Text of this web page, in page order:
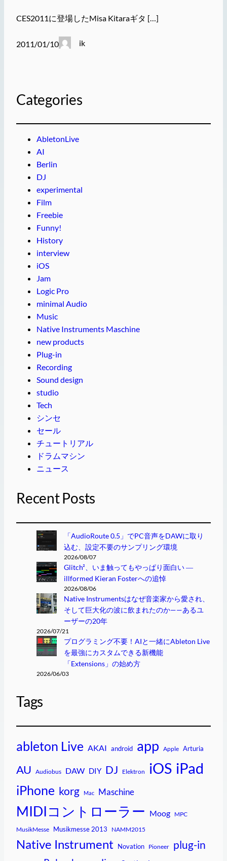
CES2011に登場したMisa Kitaraギタ […]
2011/01/10 ik
Categories
AbletonLive
AI
Berlin
DJ
experimental
Film
Freebie
Funny!
History
interview
iOS
Jam
Logic Pro
minimal Audio
Music
Native Instruments Maschine
new products
Plug-in
Recording
Sound design
studio
Tech
シンセ
セール
チュートリアル
ドラムマシン
ニュース
Recent Posts
「AudioRoute 0.5」でPC音声をDAWに取り
込む、設定不要のサンプリング環境
2026/08/07
Glitch²、いま触ってもやっぱり面白い ―
illformed Kieran Fosterへの追悼
2026/08/06
Native Instrumentsはなぜ音楽家から愛され、
そして巨大化の波に飲まれたのか——あるユ
ーザーの20年
2026/07/21
プログラミング不要！AIと一緒にAbleton Live
を最強にカスタムできる新機能
「Extensions」の始め方
2026/06/03
Tags
ableton Live AKAI android app Apple Arturia
AU Audiobus DAW DIY DJ Elektron iOS iPad
iPhone korg Mac Maschine
MIDIコントローラー Moog MPC
MusikMesse Musikmesse 2013 NAMM2015
Native Instrument Novation Pioneer plug-in